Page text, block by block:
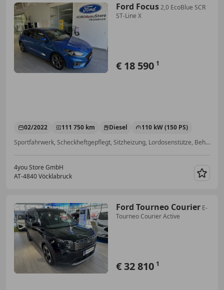
Ford Focus2,0 EcoBlue SCR
ST-Line X
€ 18 590 1
02/2022 111 750 km Diesel
110 kW (150 PS)
Sportfahrwerk, Scheckheftgepflegt, Sitzheizung, Lordosenstütze, Beheizbare Frontscheibe, Notbremsassistent, Sportpaket, Soundsystem
4you Store GmbH
AT-4840 Vöcklabruck
Ford Tourneo Courier E-
Tourneo Courier Active
€ 32 810 1